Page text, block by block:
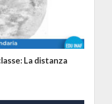
La distanza